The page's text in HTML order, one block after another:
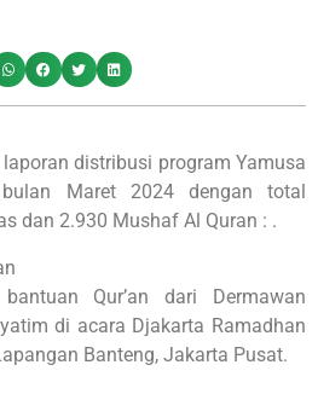
distribusi program Yamusa
Maret 2024 dengan total
dan 2.930 Mushaf Al Quran : .
Qur’an dari Dermawan
di acara Djakarta Ramadhan
Banteng, Jakarta Pusat.